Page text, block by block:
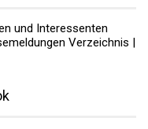
und Interessenten
Verzeichnis |